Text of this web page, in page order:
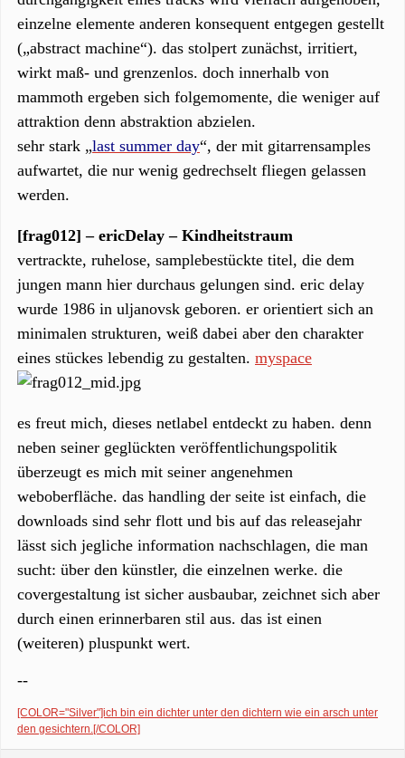
einzelne elemente anderen konsequent entgegen gestellt
(„abstract machine“). das stolpert zunächst, irritiert,
wirkt maß- und grenzenlos. doch innerhalb von
mammoth ergeben sich folgemomente, die weniger auf
attraktion denn abstraktion abzielen.
sehr stark „last summer day“, der mit gitarrensamples
aufwartet, die nur wenig gedrechselt fliegen gelassen
werden.
[frag012] – ericDelay – Kindheitstraum
vertrackte, ruhelose, samplebestückte titel, die dem
jungen mann hier durchaus gelungen sind. eric delay
wurde 1986 in uljanovsk geboren. er orientiert sich an
minimalen strukturen, weiß dabei aber den charakter
eines stückes lebendig zu gestalten. myspace
es freut mich, dieses netlabel entdeckt zu haben. denn
neben seiner geglückten veröffentlichungspolitik
überzeugt es mich mit seiner angenehmen
weboberfläche. das handling der seite ist einfach, die
downloads sind sehr flott und bis auf das releasejahr
lässt sich jegliche information nachschlagen, die man
sucht: über den künstler, die einzelnen werke. die
covergestaltung ist sicher ausbaubar, zeichnet sich aber
durch einen erinnerbaren stil aus. das ist einen
(weiteren) pluspunkt wert.
--
[COLOR="Silver"]ich bin ein dichter unter den dichtern wie ein arsch unter
den gesichtern.[/COLOR]